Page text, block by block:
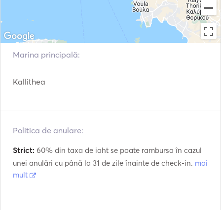
Marina principală:
Kallithea
Politica de anulare:
Strict: 60% din taxa de iaht se poate rambursa în cazul
unei anulări cu până la 31 de zile înainte de check-in. mai
mult